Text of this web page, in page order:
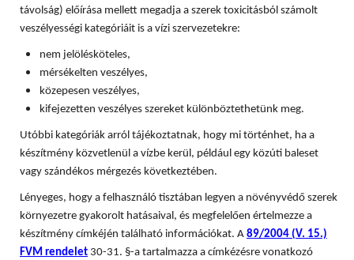
távolság) előírása mellett megadja a szerek toxicitásból számolt
veszélyességi kategóriáit is a vízi szervezetekre:
nem jelölésköteles,
mérsékelten veszélyes,
közepesen veszélyes,
kifejezetten veszélyes szereket különböztethetünk meg.
Utóbbi kategóriák arról tájékoztatnak, hogy mi történhet, ha a
készítmény közvetlenül a vízbe kerül, például egy közúti baleset
vagy szándékos mérgezés következtében.
Lényeges, hogy a felhasználó tisztában legyen a növényvédő szerek
környezetre gyakorolt hatásaival, és megfelelően értelmezze a
készítmény címkéjén található információkat. A 89/2004 (V. 15.)
FVM rendelet 30-31. §-a tartalmazza a címkézésre vonatkozó